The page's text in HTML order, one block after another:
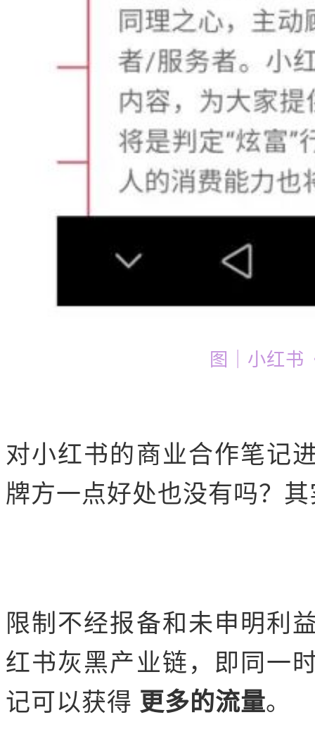
图｜小红书
对小红书的商业合作笔记
牌方一点好处也没有吗？
限制不经报备和未申明利
红书灰黑产业链，即同一
记可以获得 更多的流量。